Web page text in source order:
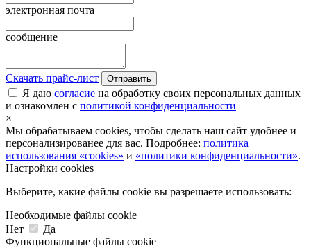
электронная почта
сообщение
Скачать прайс-лист Отправить
Я даю согласие на обработку своих персональных данных
и ознакомлен с политикой конфиденциальности
×
Мы обрабатываем cookies, чтобы сделать наш сайт удобнее и
персонализированее для вас. Подробнее: политика
использования «cookies» и «политики конфиденциальности».
Настройки cookies
Выберите, какие файлы cookie вы разрешаете использовать:
Необходимые файлы cookie
Нет
Да
Функциональные файлы cookie